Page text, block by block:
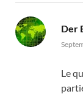
Der
Le